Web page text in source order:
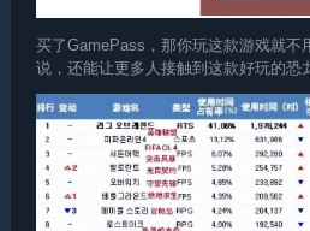
买了GamePass，那你玩这款游戏就不
说，还能让更多人接触到这款好玩的恐